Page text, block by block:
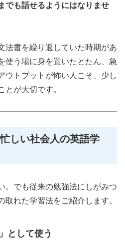
でも話せるようにはなりませ
法書を繰り返していた時期があ
使う場に身を置いたとたん、急
ウトプットが怖い人こそ、少し
とが大切です。
しい社会人の英語学
。でも従来の勉強法にしがみつ
れた学習法をご紹介します。
として使う